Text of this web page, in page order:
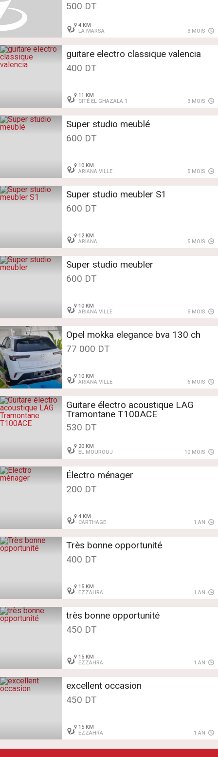
500 DT
4 KM
LA MARSA
3 MOIS
guitare electro classique valencia
400 DT
11 KM
CITÉ EL GHAZALA 1
3 MOIS
Super studio meublé
600 DT
10 KM
ARIANA VILLE
5 MOIS
Super studio meubler S1
600 DT
12 KM
ARIANA
5 MOIS
Super studio meubler
600 DT
10 KM
ARIANA VILLE
5 MOIS
Opel mokka elegance bva 130 ch
77 000 DT
10 KM
ARIANA VILLE
6 MOIS
Guitare électro acoustique LAG
Tramontane T100ACE
530 DT
20 KM
EL MOUROUJ
10 MOIS
Électro ménager
200 DT
4 KM
CARTHAGE
1 AN
Très bonne opportunité
400 DT
15 KM
EZZAHRA
1 AN
très bonne opportunité
450 DT
15 KM
EZZAHRA
1 AN
excellent occasion
450 DT
15 KM
EZZAHRA
1 AN